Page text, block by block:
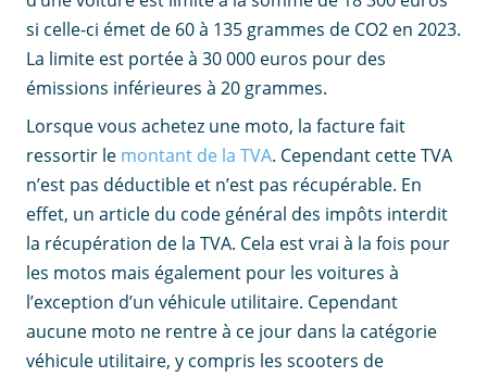
si celle-ci émet de 60 à 135 grammes de CO2 en 2023.
La limite est portée à 30 000 euros pour des
émissions inférieures à 20 grammes.
Lorsque vous achetez une moto, la facture fait
ressortir le montant de la TVA. Cependant cette TVA
n’est pas déductible et n’est pas récupérable. En
effet, un article du code général des impôts interdit
la récupération de la TVA. Cela est vrai à la fois pour
les motos mais également pour les voitures à
l’exception d’un véhicule utilitaire. Cependant
aucune moto ne rentre à ce jour dans la catégorie
véhicule utilitaire, y compris les scooters de